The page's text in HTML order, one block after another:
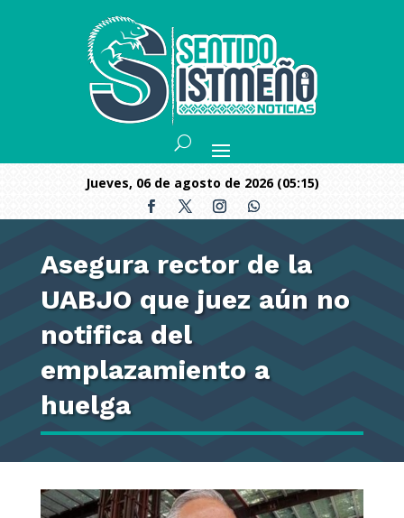
jueves, 06 de agosto de 2026 (05:15)
Asegura rector de la
UABJO que juez aún no
notifica del
emplazamiento a
huelga